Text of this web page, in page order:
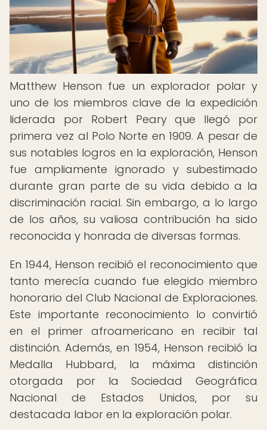
Matthew Henson fue un explorador polar y
uno de los miembros clave de la expedición
liderada por Robert Peary que llegó por
primera vez al Polo Norte en 1909. A pesar de
sus notables logros en la exploración, Henson
fue ampliamente ignorado y subestimado
durante gran parte de su vida debido a la
discriminación racial. Sin embargo, a lo largo
de los años, su valiosa contribución ha sido
reconocida y honrada de diversas formas.
En 1944, Henson recibió el reconocimiento que
tanto merecía cuando fue elegido miembro
honorario del Club Nacional de Exploraciones.
Este importante reconocimiento lo convirtió
en el primer afroamericano en recibir tal
distinción. Además, en 1954, Henson recibió la
Medalla Hubbard, la máxima distinción
otorgada por la Sociedad Geográfica
Nacional de Estados Unidos, por su
destacada labor en la exploración polar.